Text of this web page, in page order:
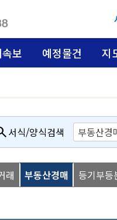
보 예정물건 지
서식/양식검색
래 부동산경매 등기부등